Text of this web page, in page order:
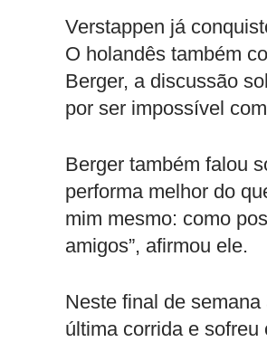
Verstappen já
O holandês também
Berger, a discussão
por ser impossível
Berger também falou
performa melhor do
mim mesmo: como
amigos”, afirmou ele.
Neste final de
última corrida e